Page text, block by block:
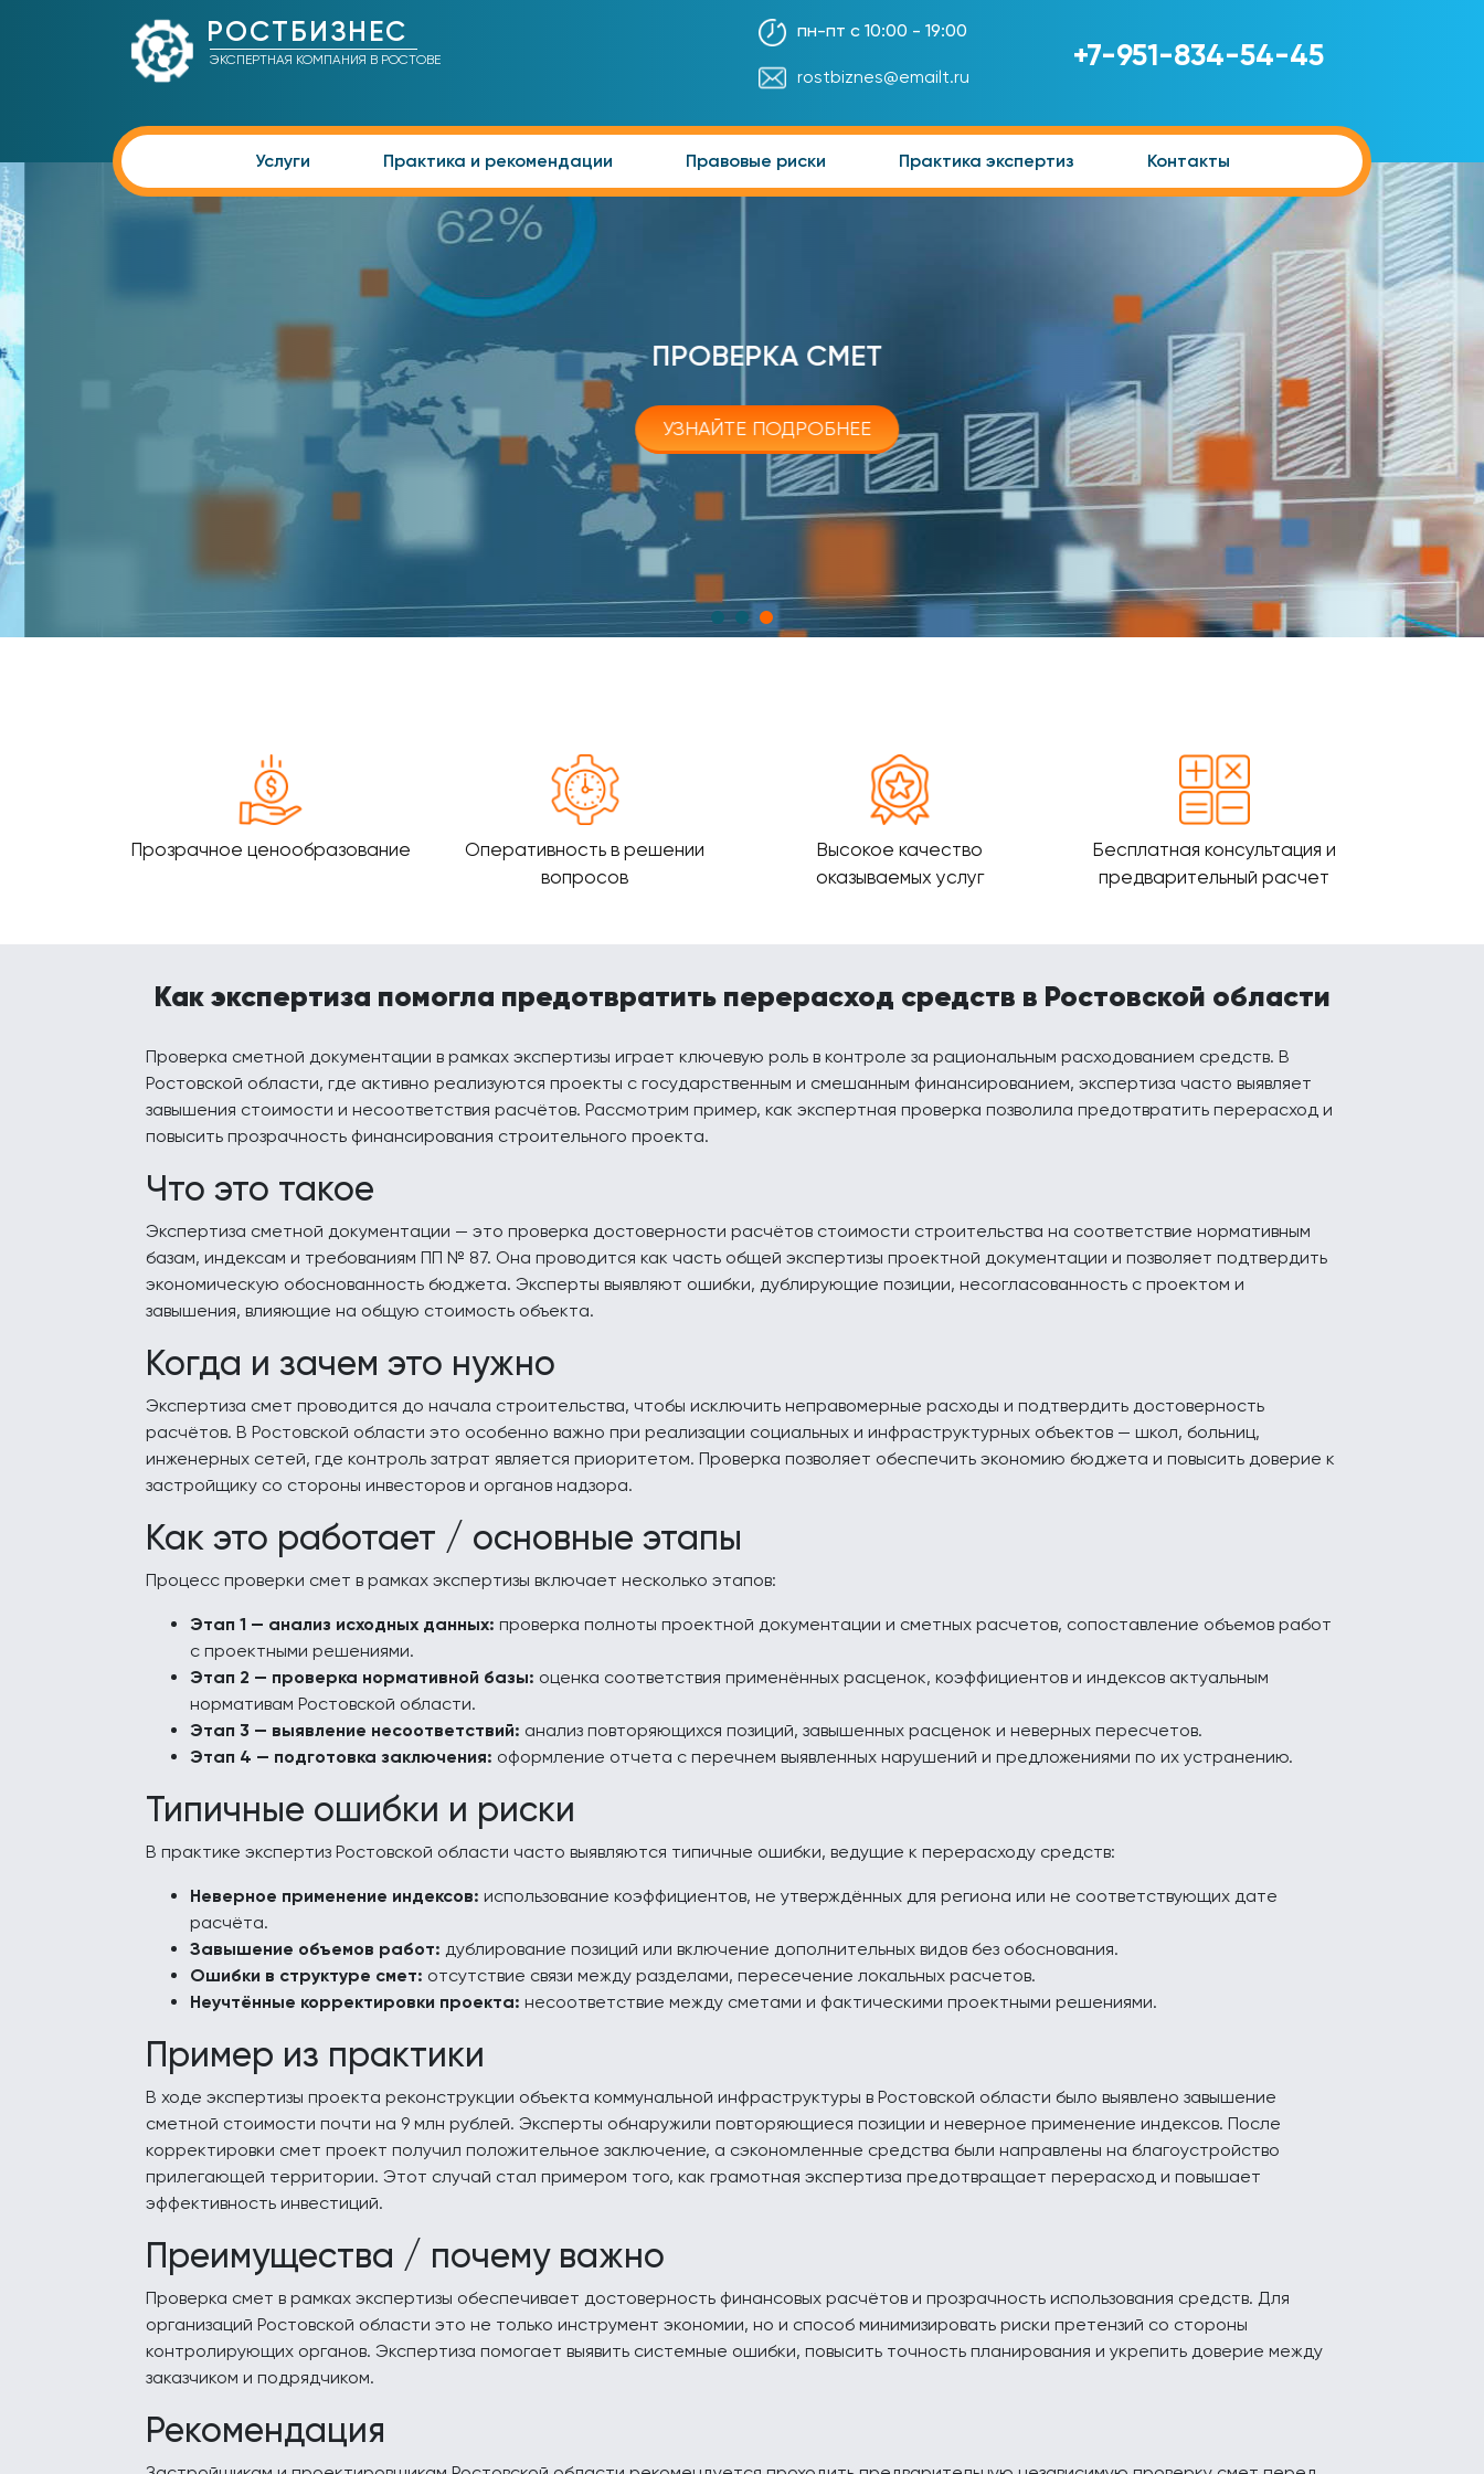
РОСТБИЗНЕС
ЭКСПЕРТНАЯ КОМПАНИЯ В РОСТОВЕ
пн-пт с 10:00 - 19:00
rostbiznes@emailt.ru
+7-951-834-54-45
Услуги Практика и рекомендации Правовые риски Практика экспертиз Контакты
ПРОВЕРКА СМЕТ
УЗНАЙТЕ ПОДРОБНЕЕ
Прозрачное ценообразование
Оперативность в решении
вопросов
Высокое качество
оказываемых услуг
Бесплатная консультация и
предварительный расчет
Как экспертиза помогла предотвратить перерасход средств в Ростовской области
Проверка сметной документации в рамках экспертизы играет ключевую роль в контроле за рациональным расходованием средств. В
Ростовской области, где активно реализуются проекты с государственным и смешанным финансированием, экспертиза часто выявляет
завышения стоимости и несоответствия расчётов. Рассмотрим пример, как экспертная проверка позволила предотвратить перерасход и
повысить прозрачность финансирования строительного проекта.
Что это такое
Экспертиза сметной документации — это проверка достоверности расчётов стоимости строительства на соответствие нормативным
базам, индексам и требованиям ПП № 87. Она проводится как часть общей экспертизы проектной документации и позволяет подтвердить
экономическую обоснованность бюджета. Эксперты выявляют ошибки, дублирующие позиции, несогласованность с проектом и
завышения, влияющие на общую стоимость объекта.
Когда и зачем это нужно
Экспертиза смет проводится до начала строительства, чтобы исключить неправомерные расходы и подтвердить достоверность
расчётов. В Ростовской области это особенно важно при реализации социальных и инфраструктурных объектов — школ, больниц,
инженерных сетей, где контроль затрат является приоритетом. Проверка позволяет обеспечить экономию бюджета и повысить доверие к
застройщику со стороны инвесторов и органов надзора.
Как это работает / основные этапы
Процесс проверки смет в рамках экспертизы включает несколько этапов:
Этап 1 — анализ исходных данных: проверка полноты проектной документации и сметных расчетов, сопоставление объемов работ
с проектными решениями.
Этап 2 — проверка нормативной базы: оценка соответствия применённых расценок, коэффициентов и индексов актуальным
нормативам Ростовской области.
Этап 3 — выявление несоответствий: анализ повторяющихся позиций, завышенных расценок и неверных пересчетов.
Этап 4 — подготовка заключения: оформление отчета с перечнем выявленных нарушений и предложениями по их устранению.
Типичные ошибки и риски
В практике экспертиз Ростовской области часто выявляются типичные ошибки, ведущие к перерасходу средств:
Неверное применение индексов: использование коэффициентов, не утверждённых для региона или не соответствующих дате
расчёта.
Завышение объемов работ: дублирование позиций или включение дополнительных видов без обоснования.
Ошибки в структуре смет: отсутствие связи между разделами, пересечение локальных расчетов.
Неучтённые корректировки проекта: несоответствие между сметами и фактическими проектными решениями.
Пример из практики
В ходе экспертизы проекта реконструкции объекта коммунальной инфраструктуры в Ростовской области было выявлено завышение
сметной стоимости почти на 9 млн рублей. Эксперты обнаружили повторяющиеся позиции и неверное применение индексов. После
корректировки смет проект получил положительное заключение, а сэкономленные средства были направлены на благоустройство
прилегающей территории. Этот случай стал примером того, как грамотная экспертиза предотвращает перерасход и повышает
эффективность инвестиций.
Преимущества / почему важно
Проверка смет в рамках экспертизы обеспечивает достоверность финансовых расчётов и прозрачность использования средств. Для
организаций Ростовской области это не только инструмент экономии, но и способ минимизировать риски претензий со стороны
контролирующих органов. Экспертиза помогает выявить системные ошибки, повысить точность планирования и укрепить доверие между
заказчиком и подрядчиком.
Рекомендация